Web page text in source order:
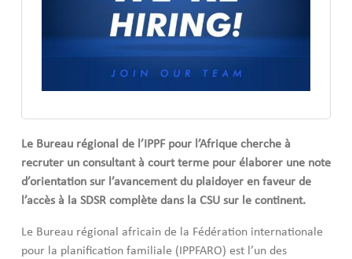
Le Bureau régional de l’IPPF pour l’Afrique cherche à
recruter un consultant à court terme pour élaborer une note
d’orientation sur l’avancement du plaidoyer en faveur de
l’accès à la SDSR complète dans la CSU sur le continent.
Le Bureau régional africain de la Fédération internationale
pour la planification familiale (IPPFARO) est l’un des